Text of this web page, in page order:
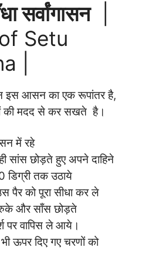
सर्वांगासन|
Setu
|
इस आसन का एक रूपांतर है,
की मदद से कर सखते है।
में रहे
सांस छोड़ते हुए अपने दाहिने
तक उठाये
को पूरा सीधा कर ले
और साँस छोड़ते
पर वापिस ले आये।
ऊपर दिए गए चरणों को